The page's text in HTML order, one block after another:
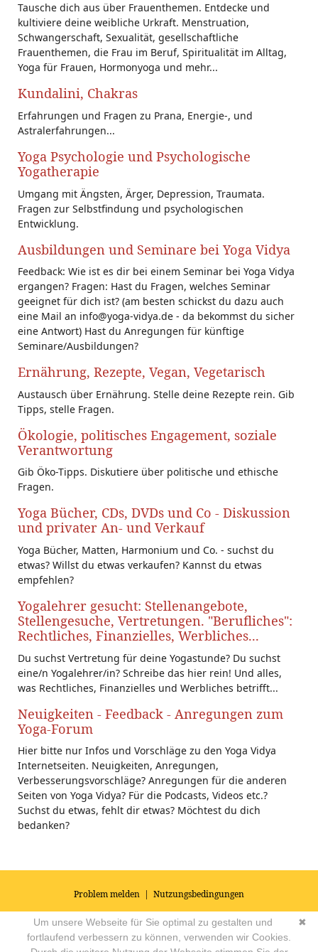
Tausche dich aus über Frauenthemen. Entdecke und
kultiviere deine weibliche Urkraft. Menstruation,
Schwangerschaft, Sexualität, gesellschaftliche
Frauenthemen, die Frau im Beruf, Spiritualität im Alltag,
Yoga für Frauen, Hormonyoga und mehr...
Kundalini, Chakras
Erfahrungen und Fragen zu Prana, Energie-, und
Astralerfahrungen...
Yoga Psychologie und Psychologische
Yogatherapie
Umgang mit Ängsten, Ärger, Depression, Traumata.
Fragen zur Selbstfindung und psychologischen
Entwicklung.
Ausbildungen und Seminare bei Yoga Vidya
Feedback: Wie ist es dir bei einem Seminar bei Yoga Vidya
ergangen? Fragen: Hast du Fragen, welches Seminar
geeignet für dich ist? (am besten schickst du dazu auch
eine Mail an info@yoga-vidya.de - da bekommst du sicher
eine Antwort) Hast du Anregungen für künftige
Seminare/Ausbildungen?
Ernährung, Rezepte, Vegan, Vegetarisch
Austausch über Ernährung. Stelle deine Rezepte rein. Gib
Tipps, stelle Fragen.
Ökologie, politisches Engagement, soziale
Verantwortung
Gib Öko-Tipps. Diskutiere über politische und ethische
Fragen.
Yoga Bücher, CDs, DVDs und Co - Diskussion
und privater An- und Verkauf
Yoga Bücher, Matten, Harmonium und Co. - suchst du
etwas? Willst du etwas verkaufen? Kannst du etwas
empfehlen?
Yogalehrer gesucht: Stellenangebote,
Stellengesuche, Vertretungen. "Berufliches":
Rechtliches, Finanzielles, Werbliches...
Du suchst Vertretung für deine Yogastunde? Du suchst
eine/n Yogalehrer/in? Schreibe das hier rein! Und alles,
was Rechtliches, Finanzielles und Werbliches betrifft...
Neuigkeiten - Feedback - Anregungen zum
Yoga-Forum
Hier bitte nur Infos und Vorschläge zu den Yoga Vidya
Internetseiten. Neuigkeiten, Anregungen,
Verbesserungsvorschläge? Anregungen für die anderen
Seiten von Yoga Vidya? Für die Podcasts, Videos etc.?
Suchst du etwas, fehlt dir etwas? Möchtest du dich
bedanken?
Problem melden | Nutzungsbedingungen
© 2026Impressum|Datenschutz|AGB's| Yoga Vidya Community -
Forum für Yoga, Meditation und Ayurveda Powered by
✖
Um unsere Webseite für Sie optimal zu gestalten und
fortlaufend verbessern zu können, verwenden wir Cookies.